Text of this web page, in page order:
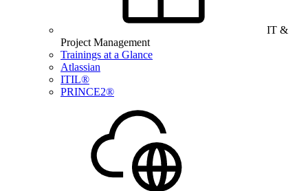
IT &
Project Management
Trainings at a Glance
Atlassian
ITIL®
PRINCE2®